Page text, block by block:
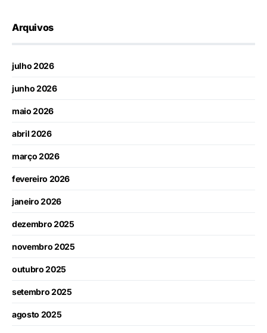
Arquivos
julho 2026
junho 2026
maio 2026
abril 2026
março 2026
fevereiro 2026
janeiro 2026
dezembro 2025
novembro 2025
outubro 2025
setembro 2025
agosto 2025